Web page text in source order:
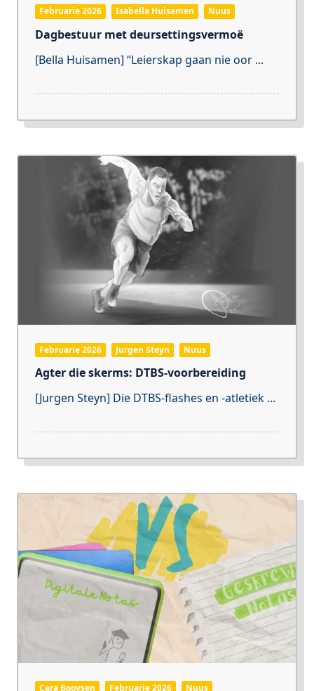
Februarie 2026 Isabella Huisamen Nuus
Dagbestuur met deursettingsvermoë
[Bella Huisamen] “Leierskap gaan nie oor ...
Februarie 2026 Jurgen Steyn Nuus
Agter die skerms: DTBS-voorbereiding
[Jurgen Steyn] Die DTBS-flashes en -atletiek ...
Cara Booysen Februarie 2026 Nuus